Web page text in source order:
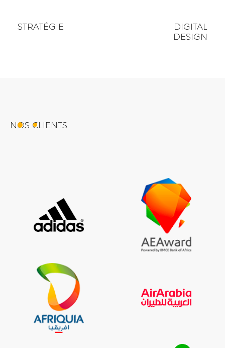
STRATÉGIE
DIGITAL
DESIGN
NOS CLIENTS